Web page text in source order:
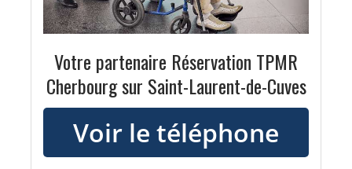
Votre partenaire Réservation TPMR
Cherbourg sur Saint-Laurent-de-Cuves